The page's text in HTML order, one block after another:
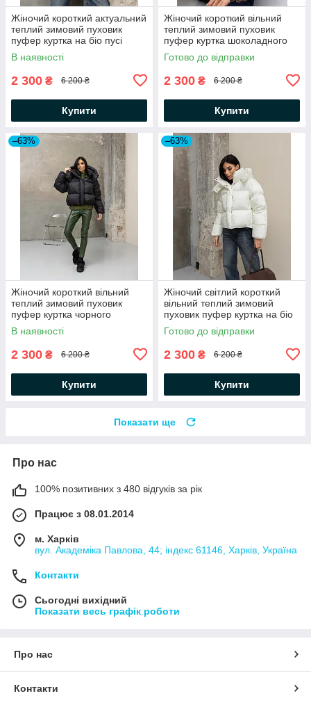
Жіночий короткий актуальний
теплий зимовий пуховик
пуфер куртка на біо пусі
В наявності
2 300 ₴ 6 200 ₴
Купити
Жіночий короткий вільний
теплий зимовий пуховик
пуфер куртка шоколадного
кольору на біо пуху
Готово до відправки
2 300 ₴ 6 200 ₴
Купити
–63%
Жіночий короткий вільний
теплий зимовий пуховик
пуфер куртка чорного
кольору на біо пуху
В наявності
2 300 ₴ 6 200 ₴
Купити
–63%
Жіночий світлий короткий
вільний теплий зимовий
пуховик пуфер куртка на біо
пуху
Готово до відправки
2 300 ₴ 6 200 ₴
Купити
Показати ще
Про нас
100% позитивних з 480 відгуків за рік
Працює з 08.01.2014
м. Харків
вул. Академіка Павлова, 44; індекс 61146, Харків, Україна
Контакти
Сьогодні вихідний
Показати весь графік роботи
Про нас
Контакти